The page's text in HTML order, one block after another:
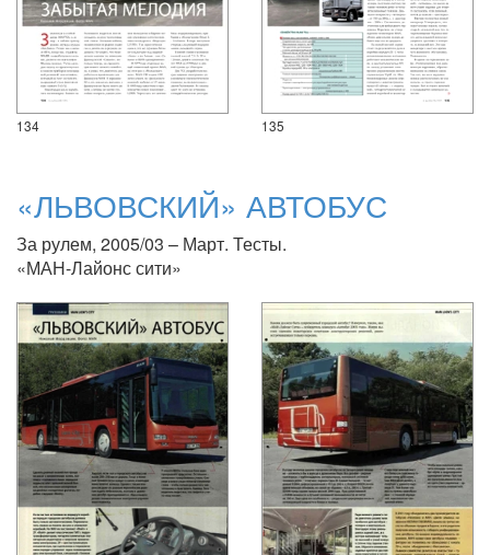
134 135
«ЛЬВОВСКИЙ» АВТОБУС
За рулем, 2005/03 – Март. Тесты.
«МАН-Лайонс сити»